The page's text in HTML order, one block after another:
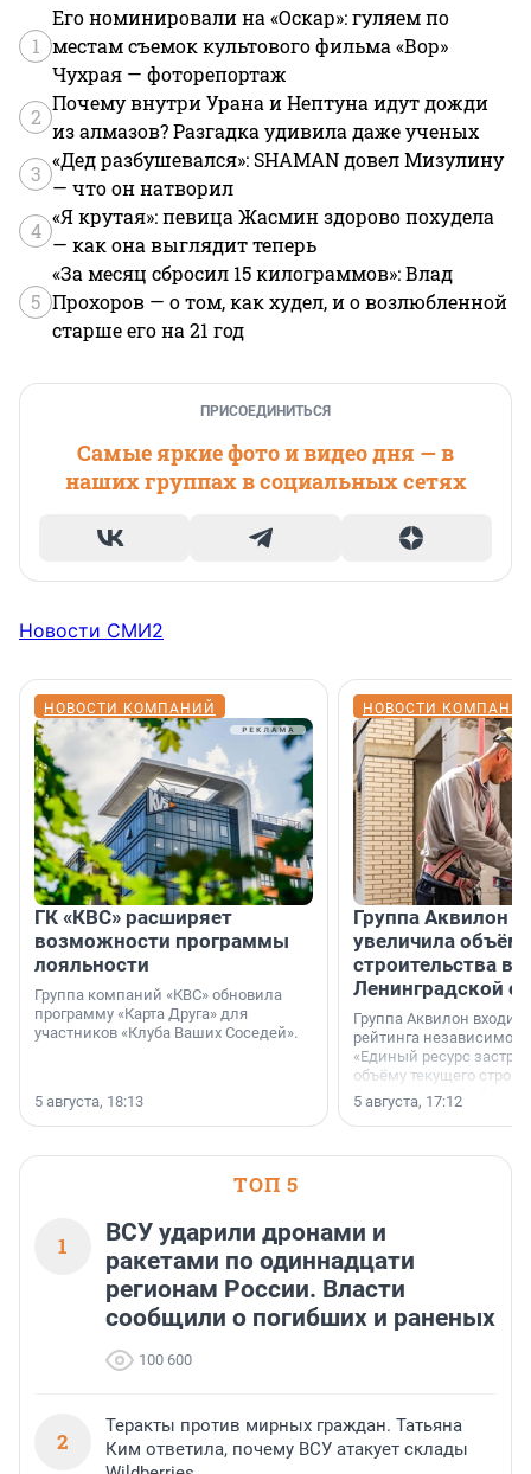
1
Его номинировали на «Оскар»: гуляем по
местам съемок культового фильма «Вор»
Чухрая — фоторепортаж
2
Почему внутри Урана и Нептуна идут дожди
из алмазов? Разгадка удивила даже ученых
3
«Дед разбушевался»: SHAMAN довел Мизулину
— что он натворил
4
«Я крутая»: певица Жасмин здорово похудела
— как она выглядит теперь
5
«За месяц сбросил 15 килограммов»: Влад
Прохоров — о том, как худел, и о возлюбленной
старше его на 21 год
ПРИСОЕДИНИТЬСЯ
Самые яркие фото и видео дня — в
наших группах в социальных сетях
Новости СМИ2
НОВОСТИ КОМПАНИЙ
ГК «КВС» расширяет
возможности программы
лояльности
Группа компаний «КВС» обновила
программу «Карта Друга» для
участников «Клуба Ваших Соседей».
5 августа, 18:13
НОВОСТИ
Группа Аквилон
увеличила объём
строительства в
Ленинградской
Группа Аквилон входит
рейтинга независимого
«Единый ресурс
объёму текущего
Ленинградской
время компания
185 429 кв. метров
5 августа, 17:12
ТОП 5
1
ВСУ ударили дронами и
ракетами по одиннадцати
регионам России. Власти
сообщили о погибших и раненых
100 600
2
Теракты против мирных граждан. Татьяна
Ким ответила, почему ВСУ атакует склады